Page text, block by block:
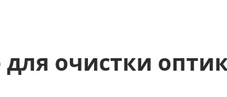
исследователя Bresser Junior
для химических опытов
очистки